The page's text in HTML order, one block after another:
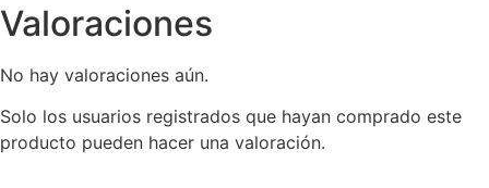
Valoraciones
No hay valoraciones aún.
Solo los usuarios registrados que hayan comprado este
producto pueden hacer una valoración.